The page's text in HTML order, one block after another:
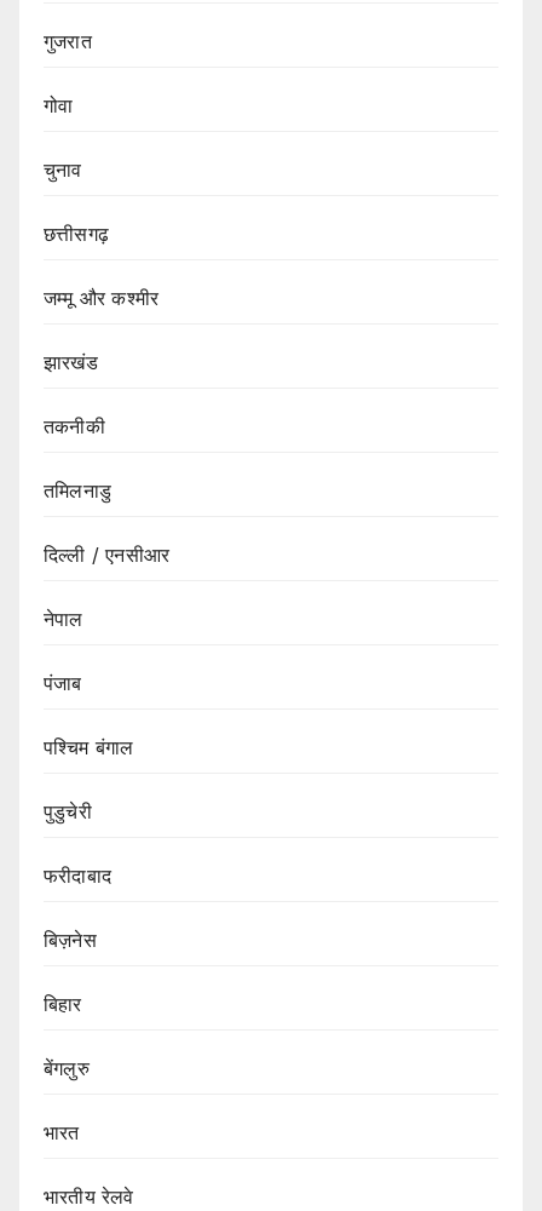
गुजरात
गोवा
चुनाव
छत्तीसगढ़
जम्मू और कश्मीर
झारखंड
तकनीकी
तमिलनाडु
दिल्ली / एनसीआर
नेपाल
पंजाब
पश्चिम बंगाल
पुडुचेरी
फरीदाबाद
बिज़नेस
बिहार
बेंगलुरु
भारत
भारतीय रेलवे